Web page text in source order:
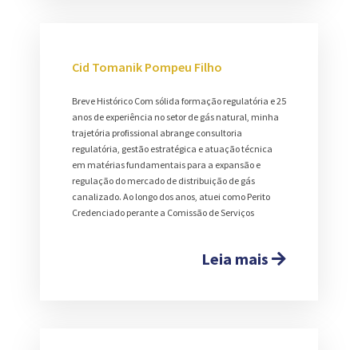
Cid Tomanik Pompeu Filho
Breve Histórico Com sólida formação regulatória e 25
anos de experiência no setor de gás natural, minha
trajetória profissional abrange consultoria
regulatória, gestão estratégica e atuação técnica
em matérias fundamentais para a expansão e
regulação do mercado de distribuição de gás
canalizado. Ao longo dos anos, atuei como Perito
Credenciado perante a Comissão de Serviços
Leia mais